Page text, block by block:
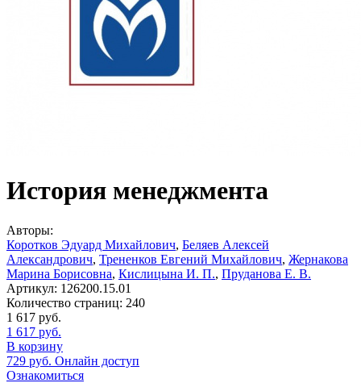
История менеджмента
Авторы:
Коротков Эдуард Михайлович, Беляев Алексей
Александрович, Трененков Евгений Михайлович, Жернакова
Марина Борисовна, Кислицына И. П., Пруданова Е. В.
Артикул: 126200.15.01
Количество страниц: 240
1 617 руб.
1 617 руб.
В корзину
729 руб. Онлайн доступ
Ознакомиться